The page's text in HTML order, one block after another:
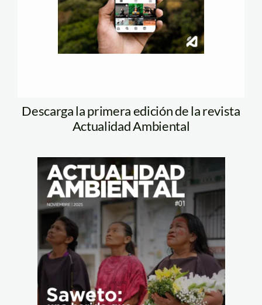
Descarga la primera edición de la revista
Actualidad Ambiental